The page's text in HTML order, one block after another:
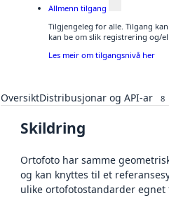
Allmenn tilgang
Tilgjengeleg for alle. Tilgang
kan be om slik registrering og/
Les meir om tilgangsnivå her
OversiktDistribusjonar og API-ar 8
Skildring
Ortofoto har samme
og kan knyttes til et
ulike ortofotostandarder